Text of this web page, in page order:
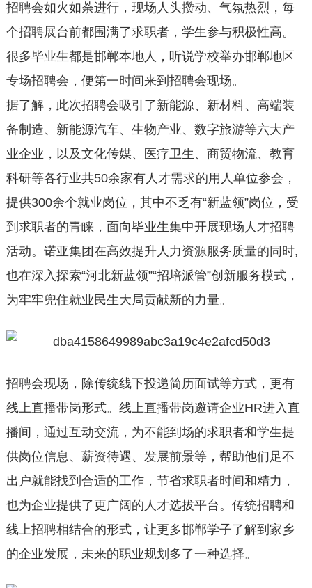
招聘会如火如荼进行，现场人头攒动、气氛热烈，每
个招聘展台前都围满了求职者，学生参与积极性高。
很多毕业生都是邯郸本地人，听说学校举办邯郸地区
专场招聘会，便第一时间来到招聘会现场。
据了解，此次招聘会吸引了新能源、新材料、高端装
备制造、新能源汽车、生物产业、数字旅游等六大产
业企业，以及文化传媒、医疗卫生、商贸物流、教育
科研等各行业共50余家有人才需求的用人单位参会，
提供300余个就业岗位，其中不乏有“新蓝领”岗位，受
到求职者的青睐，面向毕业生集中开展现场人才招聘
活动。诺亚集团在高效提升人力资源服务质量的同时,
也在深入探索“河北新蓝领”“招培派管”创新服务模式，
为牢牢兜住就业民生大局贡献新的力量。
招聘会现场，除传统线下投递简历面试等方式，更有
线上直播带岗形式。线上直播带岗邀请企业HR进入直
播间，通过互动交流，为不能到场的求职者和学生提
供岗位信息、薪资待遇、发展前景等，帮助他们足不
出户就能找到合适的工作，节省求职者时间和精力，
也为企业提供了更广阔的人才选拔平台。传统招聘和
线上招聘相结合的形式，让更多邯郸学子了解到家乡
的企业发展，未来的职业规划多了一种选择。